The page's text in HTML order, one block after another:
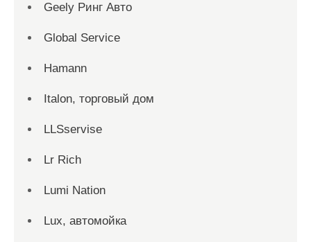
Geely Ринг Авто
Global Service
Hamann
Italon, торговый дом
LLSservise
Lr Rich
Lumi Nation
Lux, автомойка